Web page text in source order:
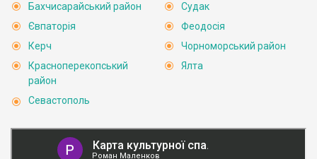
Бахчисарайський район
Євпаторія
Керч
Красноперекопський
район
Севастополь
Судак
Феодосія
Чорноморський район
Ялта